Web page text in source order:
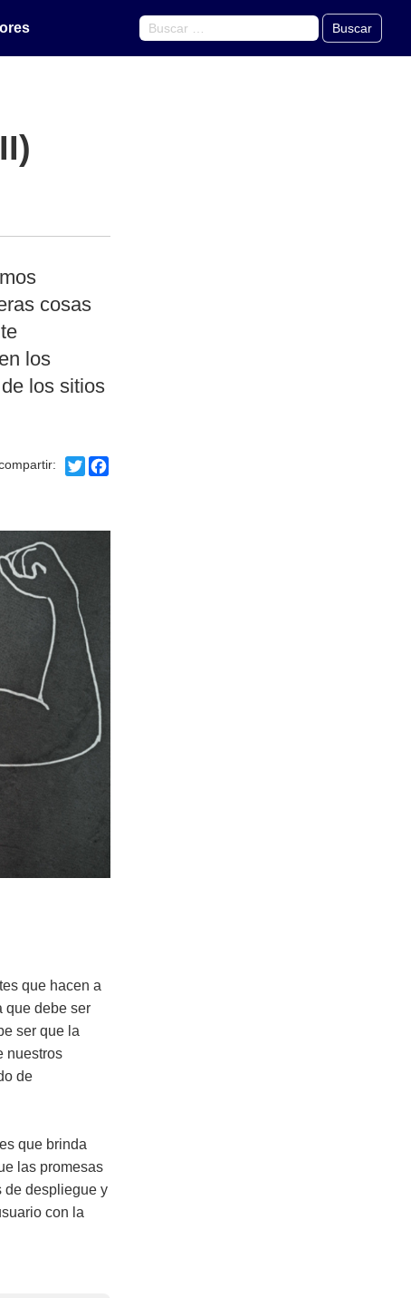
Buscar
cosas
los
los sitios
Twitter
que hacen a
que debe ser
ser que la
nuestros
de
que brinda
las promesas
de despliegue y
con la